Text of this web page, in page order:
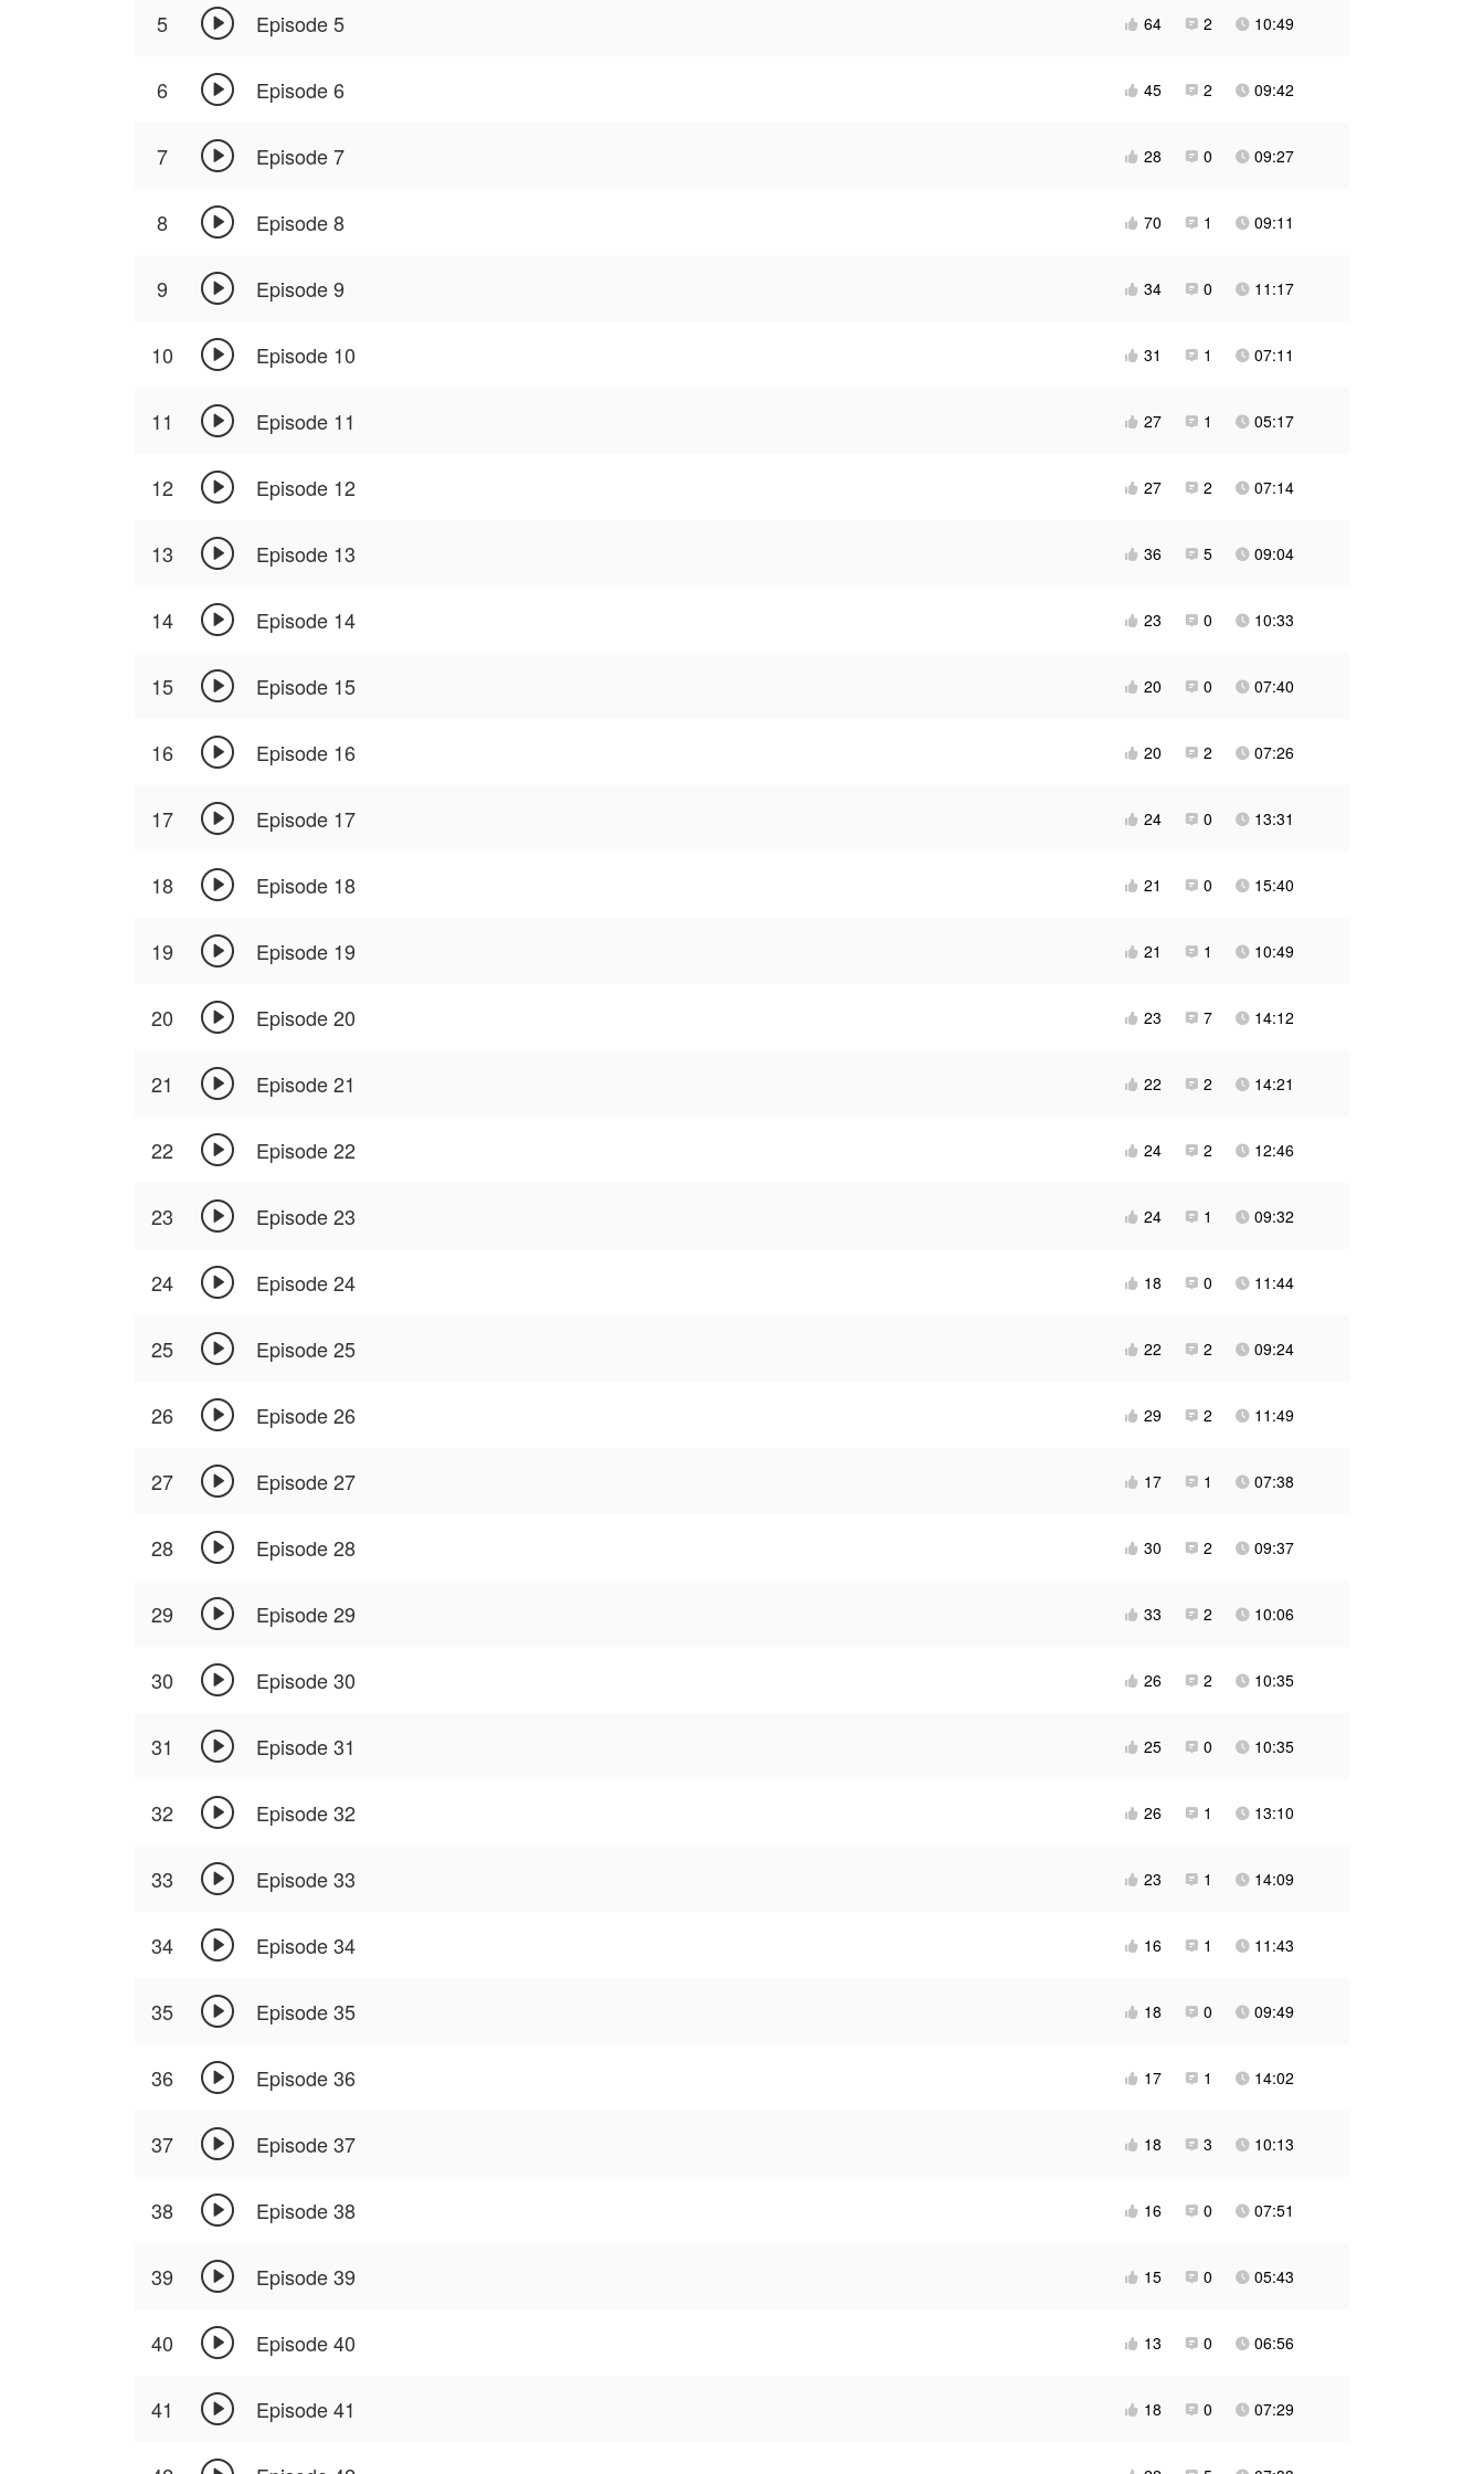
5  Episode 5  64  2  10:49
6  Episode 6  45  2  09:42
7  Episode 7  28  0  09:27
8  Episode 8  70  1  09:11
9  Episode 9  34  0  11:17
10  Episode 10  31  1  07:11
11  Episode 11  27  1  05:17
12  Episode 12  27  2  07:14
13  Episode 13  36  5  09:04
14  Episode 14  23  0  10:33
15  Episode 15  20  0  07:40
16  Episode 16  20  2  07:26
17  Episode 17  24  0  13:31
18  Episode 18  21  0  15:40
19  Episode 19  21  1  10:49
20  Episode 20  23  7  14:12
21  Episode 21  22  2  14:21
22  Episode 22  24  2  12:46
23  Episode 23  24  1  09:32
24  Episode 24  18  0  11:44
25  Episode 25  22  2  09:24
26  Episode 26  29  2  11:49
27  Episode 27  17  1  07:38
28  Episode 28  30  2  09:37
29  Episode 29  33  2  10:06
30  Episode 30  26  2  10:35
31  Episode 31  25  0  10:35
32  Episode 32  26  1  13:10
33  Episode 33  23  1  14:09
34  Episode 34  16  1  11:43
35  Episode 35  18  0  09:49
36  Episode 36  17  1  14:02
37  Episode 37  18  3  10:13
38  Episode 38  16  0  07:51
39  Episode 39  15  0  05:43
40  Episode 40  13  0  06:56
41  Episode 41  18  0  07:29